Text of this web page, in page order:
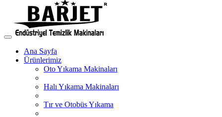
Ana Sayfa
Ürünlerimiz
Oto Yıkama Makinaları
Halı Yıkama Makinaları
Tır ve Otobüs Yıkama